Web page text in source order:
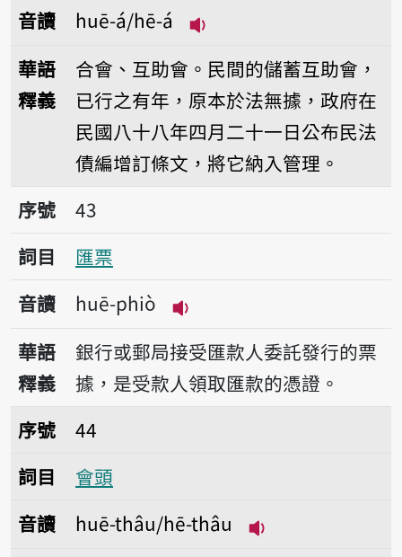
音讀
huē-á/hē-á
華語
釋義
合會、互助會。民間的儲蓄互助會，
已行之有年，原本於法無據，政府在
民國八十八年四月二十一日公布民法
債編增訂條文，將它納入管理。
序號43匯票
序號
43
詞目
匯票
音讀
huē-phiò
播放音讀huē-phiò
華語
釋義
銀行或郵局接受匯款人委託發行的票
據，是受款人領取匯款的憑證。
序號44會頭
序號
44
詞目
會頭
音讀
huē-thâu/hē-thâu